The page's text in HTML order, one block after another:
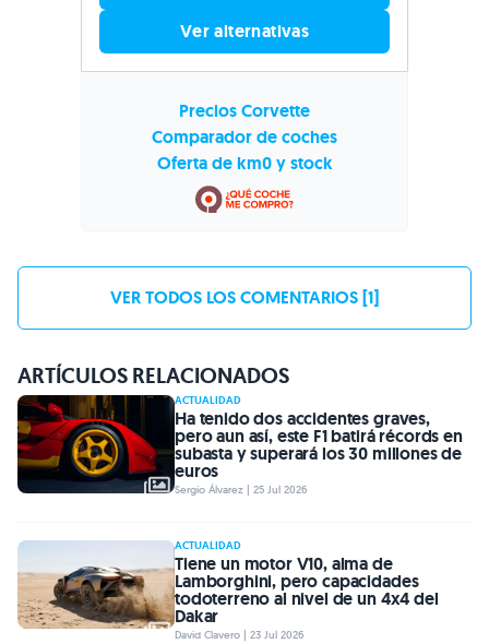
Ver alternativas
Precios Corvette
Comparador de coches
Oferta de km0 y stock
VER TODOS LOS COMENTARIOS [1]
ARTÍCULOS RELACIONADOS
ACTUALIDAD
Ha tenido dos accidentes graves,
pero aun así, este F1 batirá récords en
subasta y superará los 30 millones de
euros
Sergio Álvarez | 25 Jul 2026
ACTUALIDAD
Tiene un motor V10, alma de
Lamborghini, pero capacidades
todoterreno al nivel de un 4x4 del
Dakar
David Clavero | 23 Jul 2026